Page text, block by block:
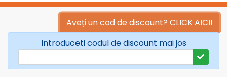
Aveți un cod de discount? CLICK AICI!
Introduceti codul de discount mai jos